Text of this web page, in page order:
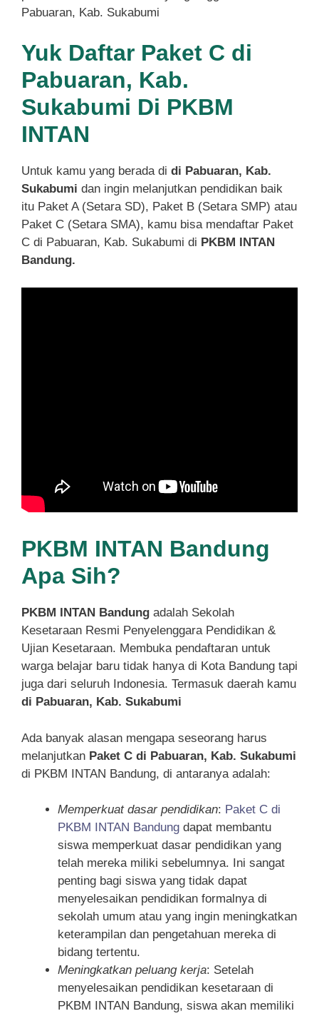
Pabuaran, Kab. Sukabumi
Yuk Daftar Paket C di
Pabuaran, Kab.
Sukabumi Di PKBM
INTAN
Untuk kamu yang berada di di Pabuaran, Kab.
Sukabumi dan ingin melanjutkan pendidikan baik
itu Paket A (Setara SD), Paket B (Setara SMP) atau
Paket C (Setara SMA), kamu bisa mendaftar Paket
C di Pabuaran, Kab. Sukabumi di PKBM INTAN
Bandung.
PKBM INTAN Bandung
Apa Sih?
PKBM INTAN Bandung adalah Sekolah
Kesetaraan Resmi Penyelenggara Pendidikan &
Ujian Kesetaraan. Membuka pendaftaran untuk
warga belajar baru tidak hanya di Kota Bandung tapi
juga dari seluruh Indonesia. Termasuk daerah kamu
di Pabuaran, Kab. Sukabumi
Ada banyak alasan mengapa seseorang harus
melanjutkan Paket C di Pabuaran, Kab. Sukabumi
di PKBM INTAN Bandung, di antaranya adalah:
Memperkuat dasar pendidikan: Paket C di
PKBM INTAN Bandung dapat membantu
siswa memperkuat dasar pendidikan yang
telah mereka miliki sebelumnya. Ini sangat
penting bagi siswa yang tidak dapat
menyelesaikan pendidikan formalnya di
sekolah umum atau yang ingin meningkatkan
keterampilan dan pengetahuan mereka di
bidang tertentu.
Meningkatkan peluang kerja: Setelah
menyelesaikan pendidikan kesetaraan di
PKBM INTAN Bandung, siswa akan memiliki